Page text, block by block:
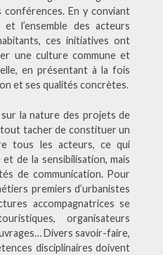
En y conviant
l’ensemble des acteurs
ces initiatives ont
une culture commune et
en présentant à la fois
et ses qualités concrètes.
la nature des projets de
tacher de constituer un
tous les acteurs, ce qui
de la sensibilisation, mais
de communication. Pour
premiers d’urbanistes
accompagnatrices se
organisateurs
Divers savoir-faire,
disciplinaires doivent